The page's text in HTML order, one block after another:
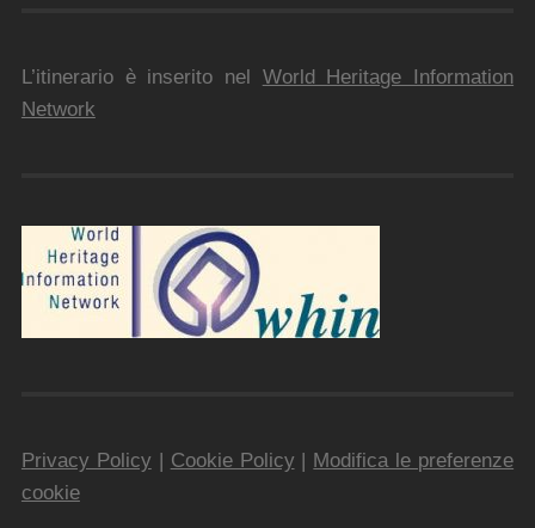
L’itinerario è inserito nel World Heritage Information
Network
Privacy Policy | Cookie Policy | Modifica le preferenze
cookie